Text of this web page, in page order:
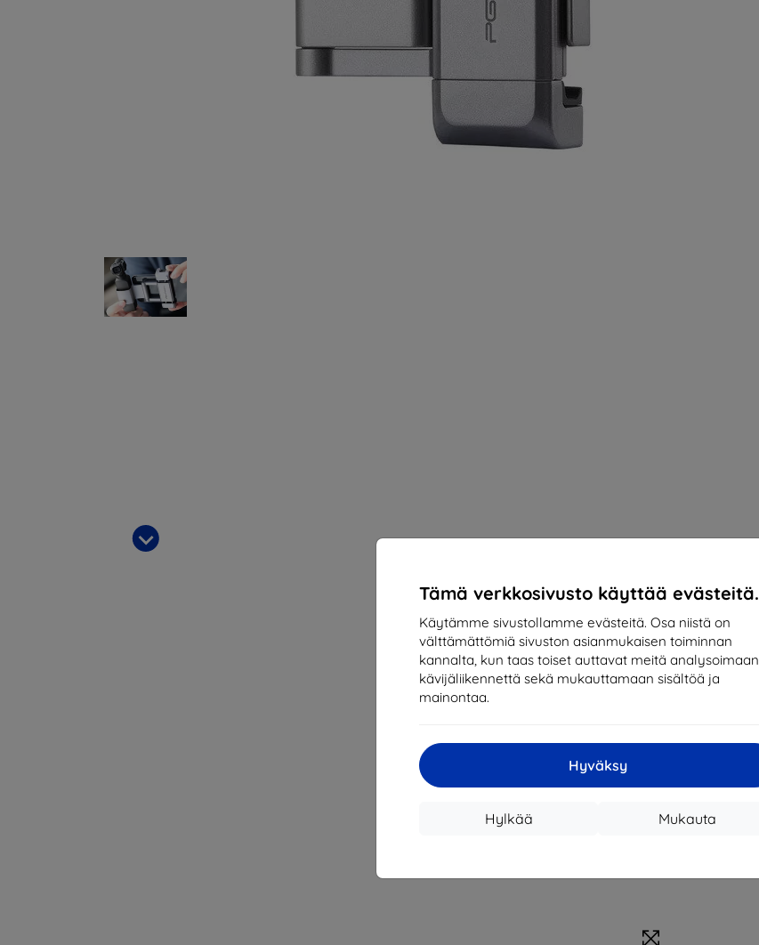
Tämä verkkosivusto käyttää evästeitä.
Käytämme sivustollamme evästeitä. Osa niistä on
välttämättömiä sivuston asianmukaisen toiminnan
kannalta, kun taas toiset auttavat meitä analysoimaan
kävijäliikennettä sekä mukauttamaan sisältöä ja
mainontaa.
Hyväksy
Mukauta
Hylkää